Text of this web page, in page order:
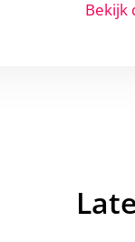
Bekijk